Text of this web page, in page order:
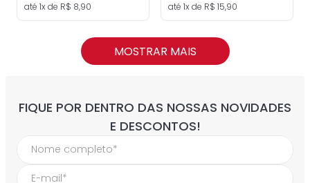
até 1x de R$ 8,90 até 1x de R$ 15,90
MOSTRAR MAIS
FIQUE POR DENTRO DAS NOSSAS NOVIDADES
E DESCONTOS!